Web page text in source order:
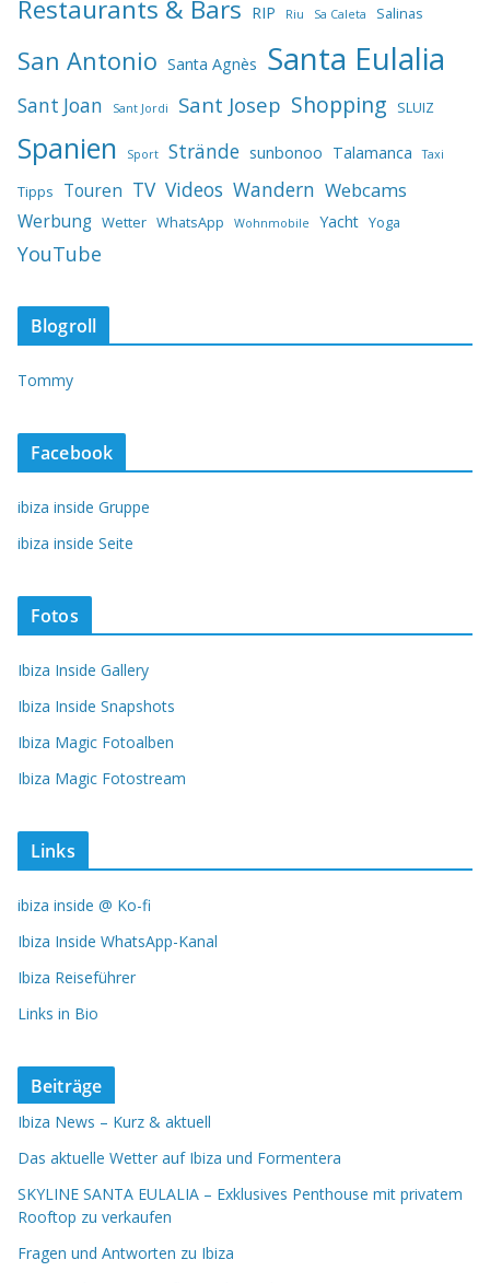
Restaurants & Bars RIP Riu Sa Caleta Salinas
San Antonio Santa Agnès Santa Eulalia
Sant Joan Sant Jordi Sant Josep Shopping SLUIZ
Spanien Sport Strände sunbonoo Talamanca Taxi
Tipps Touren TV Videos Wandern Webcams
Werbung Wetter WhatsApp Wohnmobile Yacht Yoga
YouTube
Blogroll
Tommy
Facebook
ibiza inside Gruppe
ibiza inside Seite
Fotos
Ibiza Inside Gallery
Ibiza Inside Snapshots
Ibiza Magic Fotoalben
Ibiza Magic Fotostream
Links
ibiza inside @ Ko-fi
Ibiza Inside WhatsApp-Kanal
Ibiza Reiseführer
Links in Bio
Beiträge
Ibiza News – Kurz & aktuell
Das aktuelle Wetter auf Ibiza und Formentera
SKYLINE SANTA EULALIA – Exklusives Penthouse mit privatem
Rooftop zu verkaufen
Fragen und Antworten zu Ibiza